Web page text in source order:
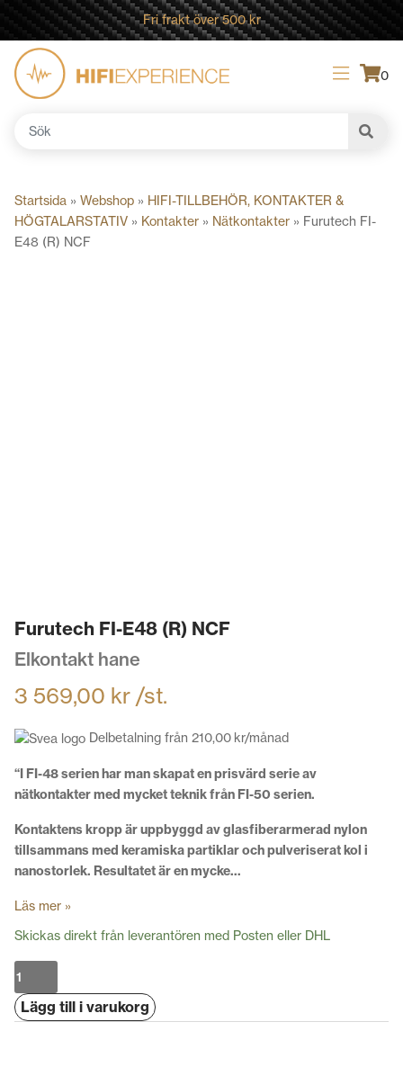
Fri frakt över 500 kr
0
Sök
Startsida » Webshop » HIFI-TILLBEHÖR, KONTAKTER &
HÖGTALARSTATIV » Kontakter » Nätkontakter » Furutech FI-
E48 (R) NCF
Furutech FI-E48 (R) NCF
Elkontakt hane
3 569,00 kr /st.
Delbetalning från 210,00 kr/månad
“I FI-48 serien har man skapat en prisvärd serie av
nätkontakter med mycket teknik från FI-50 serien.
Kontaktens kropp är uppbyggd av glasfiberarmerad nylon
tillsammans med keramiska partiklar och pulveriserat kol i
nanostorlek. Resultatet är en mycke…
Läs mer »
Skickas direkt från leverantören med Posten eller DHL
Furutech
FI-
E48
Lägg till i varukorg